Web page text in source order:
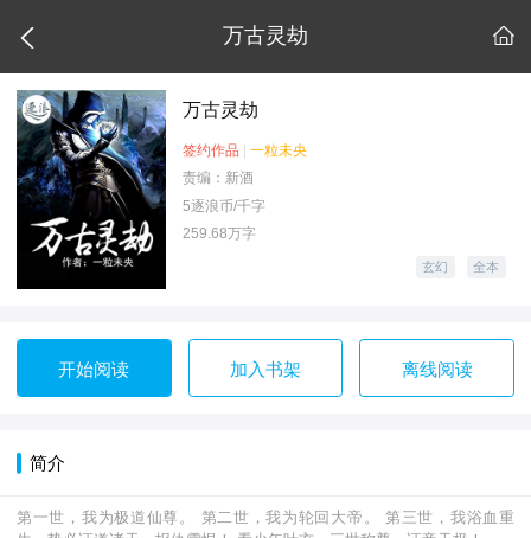
 万古灵劫 
万古灵劫
签约作品 | 一粒未央
责编：新酒
5逐浪币/千字
259.68万字
玄幻 全本
开始阅读 加入书架 离线阅读
简介
第一世，我为极道仙尊。 第二世，我为轮回大帝。 第三世，我浴血重